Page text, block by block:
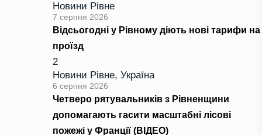
Новини Рівне
7 серпня 2026
Відсьогодні у Рівному діють нові тарифи на
проїзд
2
Новини Рівне, Україна
6 серпня 2026
Четверо рятувальників з Рівненщини
допомагають гасити масштабні лісові
пожежі у Франції (ВІДЕО)